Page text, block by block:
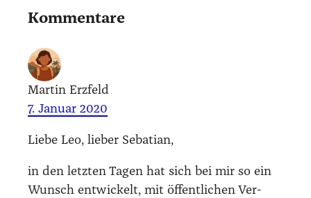
Kommentare
Martin Erzfeld
7. Januar 2020
Lie­be Leo, lie­ber Seba­ti­an,
in den letz­ten Tagen hat sich bei mir so ein
Wunsch ent­wi­ckelt, mit öffent­li­chen Ver­